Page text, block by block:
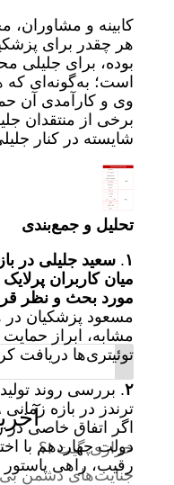
کابینه و
هر چقدر برای
بوده، برای جلیلی
است؛ به‌گونه‌ای که
وی و کارآمدی آن
برخی از منتقدان
شایسته در کنار
تحلیل و جمع‌بندی
۱.
میان کاربران
مورد بحث و نظر
مسعود پزشکیان در
مشابه، ابراز
توئیتری‌ها دریافت
۲. بررسی روند
اگر اتفاق خاصی در
دولت چهاردهم با
رقیب، راهی
خرازی گیت !؟
جنایت‌های دشمن